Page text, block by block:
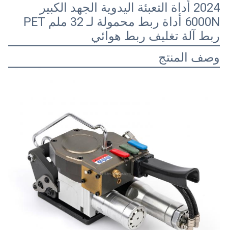
2024 أداة التعبئة اليدوية الجهد الكبير
6000N أداة ربط محمولة لـ 32 ملم PET
ربط آلة تغليف ربط هوائي
وصف المنتج